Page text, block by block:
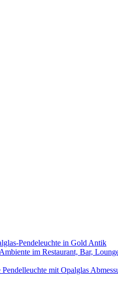
Pendeleuchte in Gold Antik
mit Opalglas